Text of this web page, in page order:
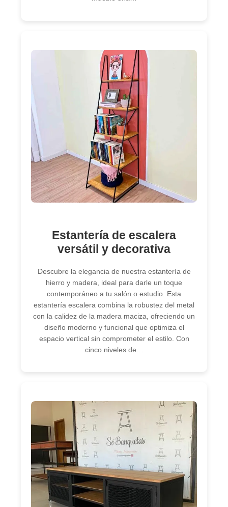
Estantería de escalera
versátil y decorativa
Descubre la elegancia de nuestra estantería de
hierro y madera, ideal para darle un toque
contemporáneo a tu salón o estudio. Esta
estantería escalera combina la robustez del metal
con la calidez de la madera maciza, ofreciendo un
diseño moderno y funcional que optimiza el
espacio vertical sin comprometer el estilo. Con
cinco niveles de…